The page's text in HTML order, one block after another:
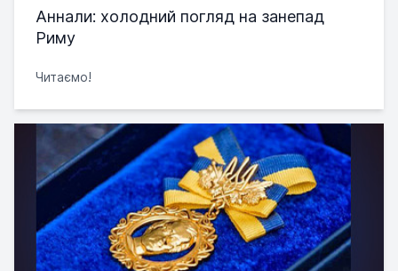
Аннали: холодний погляд на занепад
Риму
Читаємо!